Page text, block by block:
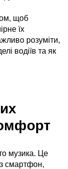
щоб
їх
розуміти,
водіїв та як
музика. Це
смартфон,